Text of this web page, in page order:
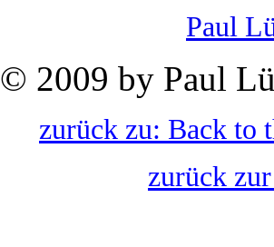
Paul
© 2009 by Paul
zurück zu: Back to
zurück